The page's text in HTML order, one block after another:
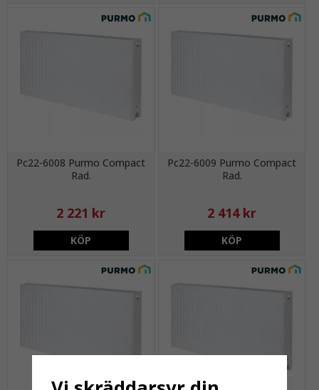
Pc22-6008 Purmo Compact
Rad.
2 221 kr
KÖP
Pc22-6009 Purmo Compact
Rad.
2 414 kr
KÖP